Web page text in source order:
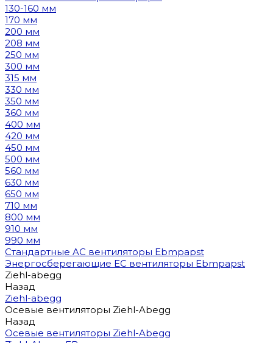
130-160 мм
170 мм
200 мм
208 мм
250 мм
300 мм
315 мм
330 мм
350 мм
360 мм
400 мм
420 мм
450 мм
500 мм
560 мм
630 мм
650 мм
710 мм
800 мм
910 мм
990 мм
Стандартные AC вентиляторы Ebmpapst
Энергосберегающие EC вентиляторы Ebmpapst
Ziehl-abegg
Назад
Ziehl-abegg
Осевые вентиляторы Ziehl-Abegg
Назад
Осевые вентиляторы Ziehl-Abegg